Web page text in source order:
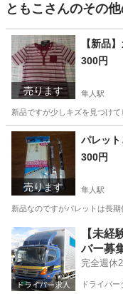
ともこ さんのその
売ります
【新品
300円
隼人駅
新品ですが少しキズを見つけ
鹿児島 霧島市 隼人駅
売ります
パレッ
300円
隼人駅
新品なのですがパレットは長
鹿児島 霧島市 隼人駅
【未経
バー募
完全週休
ドライバー